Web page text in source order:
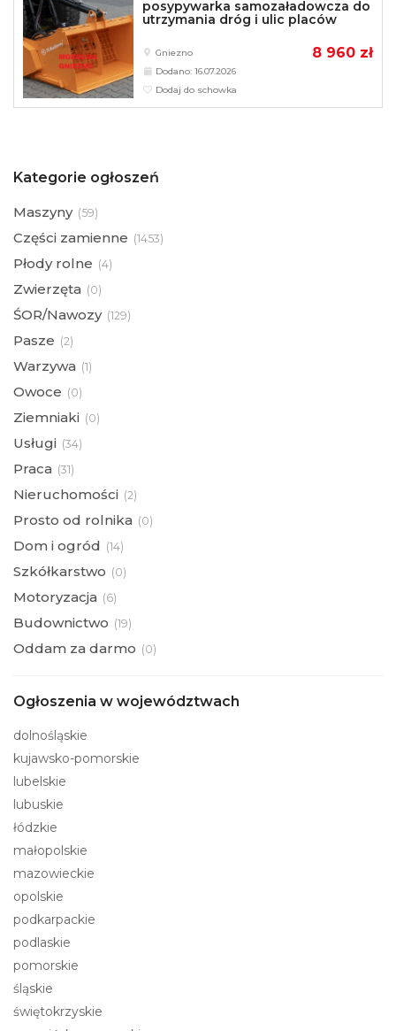
posypywarka samozaładowcza do
utrzymania dróg i ulic placów
8 960 zł
Gniezno
Dodano: 16.07.2026
Dodaj do schowka
Kategorie ogłoszeń
Maszyny (59)
Części zamienne (1453)
Płody rolne (4)
Zwierzęta (0)
ŚOR/Nawozy (129)
Pasze (2)
Warzywa (1)
Owoce (0)
Ziemniaki (0)
Usługi (34)
Praca (31)
Nieruchomości (2)
Prosto od rolnika (0)
Dom i ogród (14)
Szkółkarstwo (0)
Motoryzacja (6)
Budownictwo (19)
Oddam za darmo (0)
Ogłoszenia w województwach
dolnośląskie
kujawsko-pomorskie
lubelskie
lubuskie
łódzkie
małopolskie
mazowieckie
opolskie
podkarpackie
podlaskie
pomorskie
śląskie
świętokrzyskie